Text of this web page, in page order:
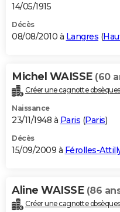
14/05/1915
Décès
08/08/2010 à Langres (
Michel WAISSE (60
Créer une cagnotte obsèques
Naissance
23/11/1948 à Paris (Paris)
Décès
15/09/2009 à Férolles-
Aline WAISSE (86
Créer une cagnotte obsèques